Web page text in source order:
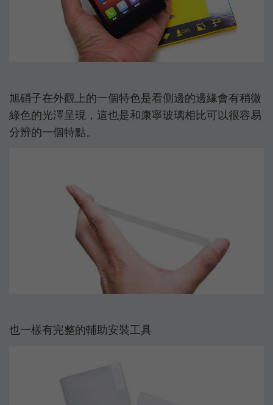
旭硝子在外觀上的一個特色是看側邊的邊緣會有稍微
綠色的光澤呈現，這也是和康寧玻璃相比可以很容易
分辨的一個特點。
也一樣有完整的輔助安裝工具